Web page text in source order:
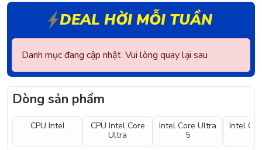
DEAL HỜI MỖI TUẦN
Danh mục đang cập nhật. Vui lòng quay lại sau
Dòng sản phẩm
CPU Intel
CPU Intel Core
Ultra
Intel Core Ultra
5
Intel